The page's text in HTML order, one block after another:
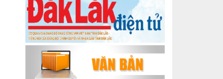
ĐẮK LẮK GIAI ĐOẠN 2018-2020